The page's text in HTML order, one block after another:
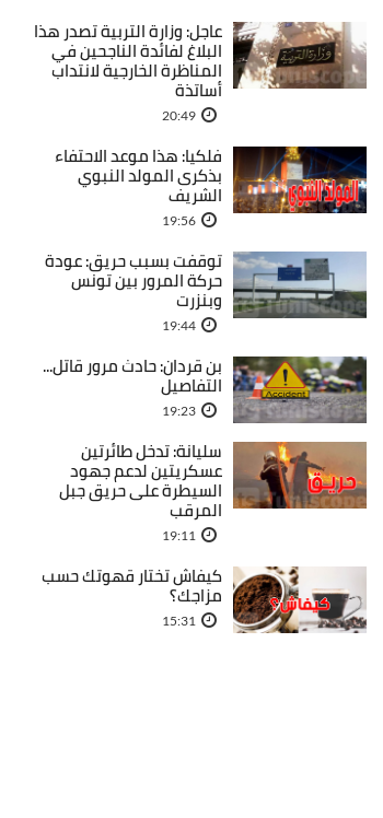
عاجل: وزارة التربية تصدر هذا
البلاغ لفائدة الناجحين في
المناظرة الخارجية لانتداب
أساتذة
20:49
فلكيا: هذا موعد الاحتفاء
بذكرى المولد النبوي
الشريف
19:56
توقفت بسبب حريق: عودة
حركة المرور بين تونس
وبنزرت
19:44
بن قردان: حادث مرور قاتل...
التفاصيل
19:23
سليانة: تدخل طائرتين
عسكريتين لدعم جهود
السيطرة على حريق جبل
المرقب
19:11
كيفاش تختار قهوتك حسب
مزاجك؟
15:31